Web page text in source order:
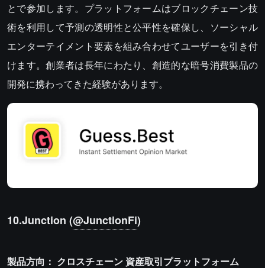
とで参加します。プラットフォームはブロックチェーン技
術を利用して予測の透明性と公平性を確保し、ソーシャル
エンターテイメント要素を組み合わせてユーザーを引き付
けます。創業者は長年にわたり、創造的な暗号消費製品の
開発に携わってきた経験があります。
10.Junction (@JunctionFi)
製品方向： クロスチェーン 資産取引プラットフォーム